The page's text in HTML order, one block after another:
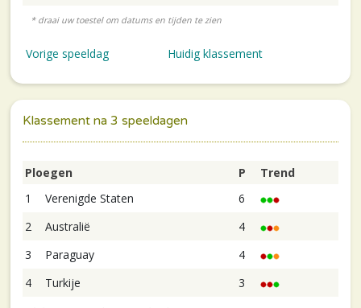
Vorige speeldag Huidig klassement
Klassement na 3 speeldagen
Ploegen P
Trend
1
Verenigde Staten
6
2
Australië
4
3
Paraguay
4
4
Turkije 3